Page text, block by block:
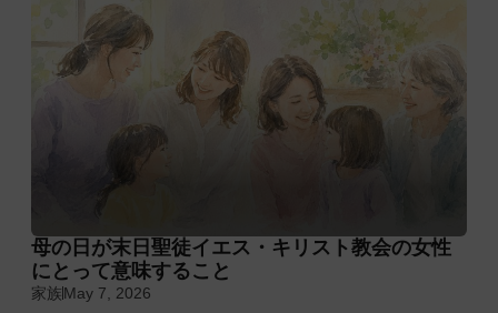
母の日が末日聖徒イエス・キリスト教会の女性
にとって意味すること
家族May 7, 2026